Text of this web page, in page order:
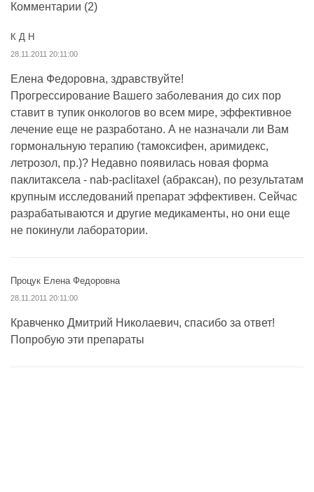
Комментарии (2)
К Д Н
28.11.2011 20:11:00
Елена Федоровна, здравствуйте!
Прогрессирование Вашего заболевания до сих пор
ставит в тупик онкологов во всем мире, эффективное
лечение еще не разработано. А не назначали ли Вам
гормональную терапию (тамоксифен, аримидекс,
летрозол, пр.)? Недавно появилась новая форма
паклитаксела - nab-paclitaxel (абраксан), по результатам
крупным исследований препарат эффективен. Сейчас
разрабатываются и другие медикаменты, но они еще
не покинули лаборатории.
Процук Елена Федоровна
28.11.2011 20:11:00
Кравченко Дмитрий Николаевич, спасибо за ответ!
Попробую эти препараты